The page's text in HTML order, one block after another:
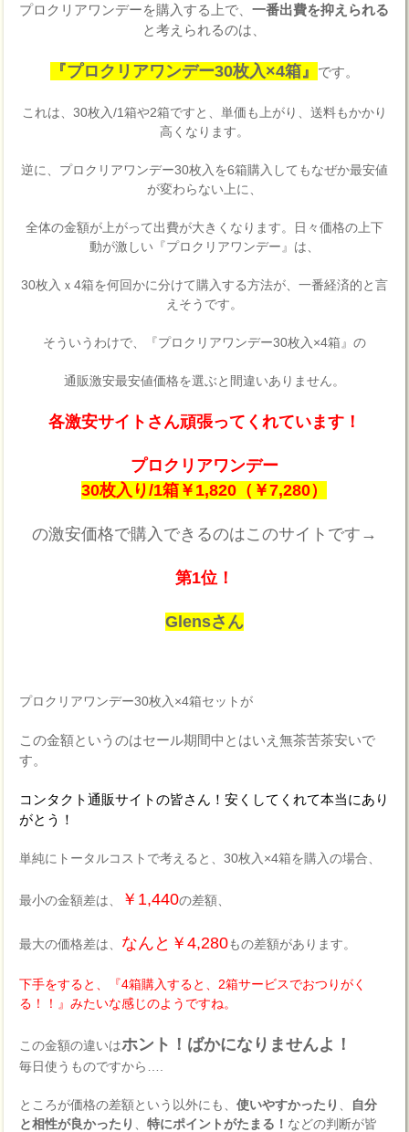
プロクリアワンデーを購入する上で、一番出費を抑えられる
と考えられるのは、
『プロクリアワンデー30枚入×4箱』 です。
これは、30枚入/1箱や2箱ですと、単価も上がり、送料もかかり
高くなります。
逆に、プロクリアワンデー30枚入を6箱購入してもなぜか最安値
が変わらない上に、
全体の金額が上がって出費が大きくなります。日々価格の上下
動が激しい『プロクリアワンデー』は、
30枚入ｘ4箱を何回かに分けて購入する方法が、一番経済的と言
えそうです。
そういうわけで、『プロクリアワンデー30枚入×4箱』の
通販激安最安値価格を選ぶと間違いありません。
各激安サイトさん頑張ってくれています！
プロクリアワンデー
30枚入り/1箱￥1,820（￥7,280）
の激安価格で購入できるのはこのサイトです→
第1位！
Glensさん
プロクリアワンデー30枚入×4箱セットが
この金額というのはセール期間中とはいえ無茶苦茶安いで
す。
コンタクト通販サイトの皆さん！安くしてくれて本当にあり
がとう！
単純にトータルコストで考えると、30枚入×4箱を購入の場合、
最小の金額差は、 ￥1,440の差額、
最大の価格差は、 なんと￥4,280もの差額があります。
下手をすると、『4箱購入すると、2箱サービスでおつりがく
る！！』みたいな感じのようですね。
この金額の違いはホント！ばかになりませんよ！
毎日使うものですから….
ところが価格の差額という以外にも、使いやすかったり
自分
と相性が良かったり
、特にポイントがたまる！ などの判断が皆